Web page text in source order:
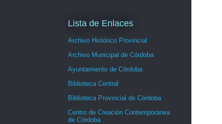
Lista de Enlaces
Archivo Histórico Provincial
Archivo Municipal de Córdoba
Ayuntamiento de Córdoba
Biblioteca Central
Biblioteca Provincial de Córdoba
Centro de Creación Contemporánea
de Córdoba